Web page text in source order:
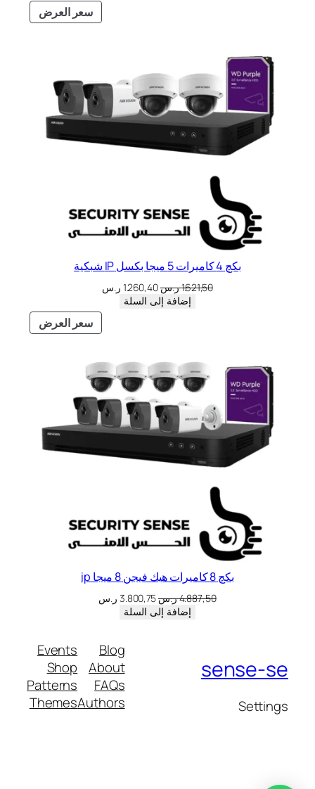
سعر العرض
بكچ 4 كاميرات 5 ميجا بكسل IP شبكية
1.621,50ر.س1.260,40 ر.س
إضافة إلى السلة
سعر العرض
بكچ 8 كاميرات هيك فيجن 8 ميجا ip
4.887,50ر.س3.800,75 ر.س
إضافة إلى السلة
sense-se
Settings
Blog
About
FAQs
Authors
Events
Shop
Patterns
Themes